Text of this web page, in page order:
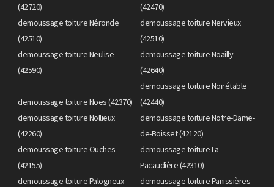
(42720)
(42470)
demoussage toiture Néronde
(42510)
demoussage toiture Nervieux
(42510)
demoussage toiture Neulise
(42590)
demoussage toiture Noailly
(42640)
demoussage toiture Noës (42370)
demoussage toiture Noirétable
(42440)
demoussage toiture Nollieux
(42260)
demoussage toiture Notre-Dame-
de-Boisset (42120)
demoussage toiture Ouches
(42155)
demoussage toiture La
Pacaudière (42310)
demoussage toiture Palogneux
demoussage toiture Panissières